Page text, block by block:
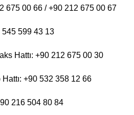
675 00 66 / +90 212 675 00 67
545 599 43 13
Hattı: +90 212 675 00 30
+90 532 358 12 66
216 504 80 84